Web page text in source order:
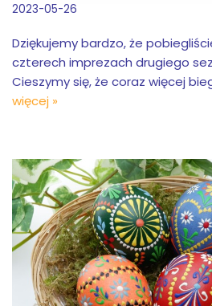
2023-05-26
Dziękujemy bardzo, że
czterech imprezach drugiego
Cieszymy się, że coraz więcej
więcej »